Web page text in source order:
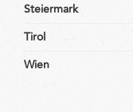
Steiermark
Tirol
Wien